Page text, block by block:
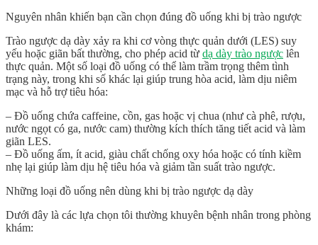
Nguyên nhân khiến bạn cần chọn đúng đồ uống khi bị trào ngược
Trào ngược dạ dày xảy ra khi cơ vòng thực quản dưới (LES) suy
yếu hoặc giãn bất thường, cho phép acid từ dạ dày trào ngược lên
thực quản. Một số loại đồ uống có thể làm trầm trọng thêm tình
trạng này, trong khi số khác lại giúp trung hòa acid, làm dịu niêm
mạc và hỗ trợ tiêu hóa:
– Đồ uống chứa caffeine, cồn, gas hoặc vị chua (như cà phê, rượu,
nước ngọt có ga, nước cam) thường kích thích tăng tiết acid và làm
giãn LES.
– Đồ uống ấm, ít acid, giàu chất chống oxy hóa hoặc có tính kiềm
nhẹ lại giúp làm dịu hệ tiêu hóa và giảm tần suất trào ngược.
Những loại đồ uống nên dùng khi bị trào ngược dạ dày
Dưới đây là các lựa chọn tôi thường khuyên bệnh nhân trong phòng
khám: